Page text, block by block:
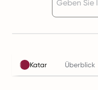
Katar Überblick